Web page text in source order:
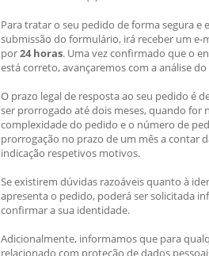
Para tratar o seu pedido de forma segura e
submissão do formulário, irá receber um e-
por 24 horas. Uma vez confirmado que o
está correto, avançaremos com a análise
O prazo legal de resposta ao seu pedido é
ser prorrogado até dois meses, quando for
complexidade do pedido e o número de
prorrogação no prazo de um mês a contar
indicação respetivos motivos.
Se existirem dúvidas razoáveis quanto à
apresenta o pedido, poderá ser solicitada
confirmar a sua identidade.
Adicionalmente, informamos que para
relacionado com proteção de dados